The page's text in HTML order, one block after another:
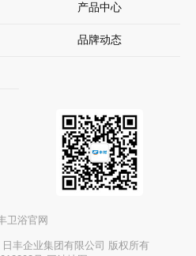
产品中心
品牌动态
卫浴官网
丰企业集团有限公司 版权所有